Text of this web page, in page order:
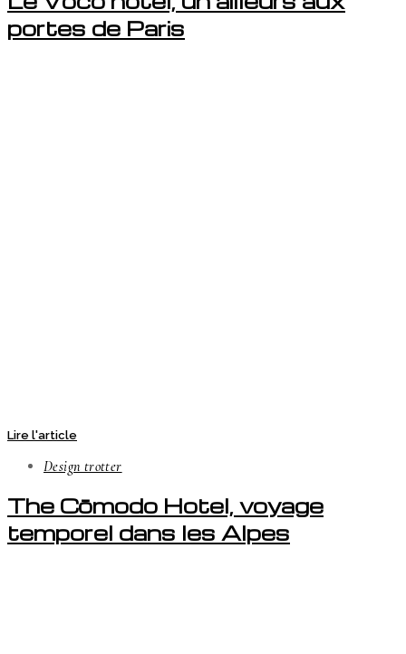
portes de Paris
Lire l'article
Design trotter
The Cōmodo Hotel, voyage
temporel dans les Alpes